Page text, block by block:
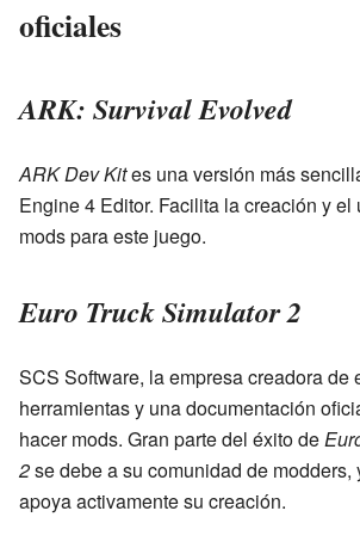
oficiales
ARK: Survival Evolved
ARK Dev Kites una versión más
Engine 4 Editor. Facilita la creación y el
mods para este juego.
Euro Truck Simulator 2
SCS Software, la empresa creadora de
herramientas y una documentación
hacer mods. Gran parte del éxito de
2se debe a su comunidad de modders,
apoya activamente su creación.